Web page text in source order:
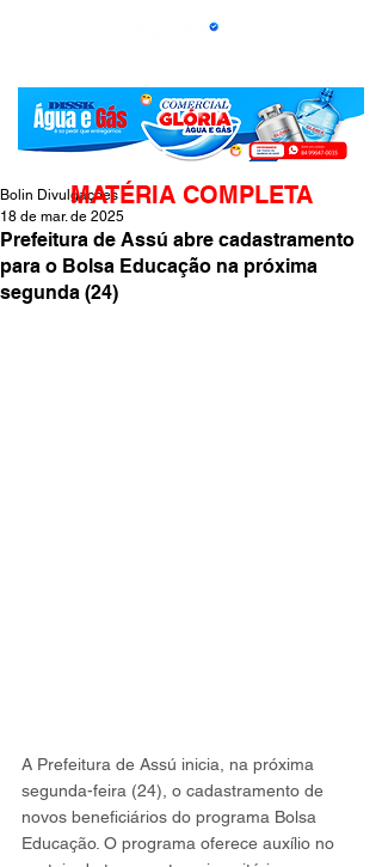
Prefeitura de Assú abre cadastramento
para o Bolsa Educação na próxima
segunda (24)
Bolin Divulgações
18 de mar. de 2025
A Prefeitura de Assú inicia, na próxima
segunda-feira (24), o cadastramento de
novos beneficiários do programa Bolsa
Educação. O programa oferece auxílio no
MATÉRIA COMPLETA